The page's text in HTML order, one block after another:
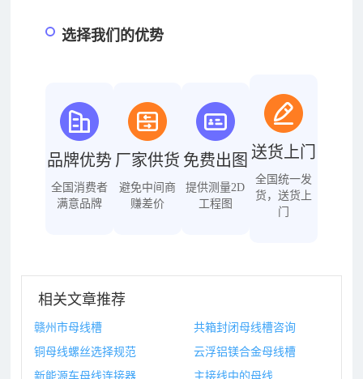
选择我们的优势
品牌优势
全国消费者
满意品牌
厂家供货
避免中间商
赚差价
免费出图
提供测量2D
工程图
送货上门
全国统一发
货，送货上
门
相关文章推荐
赣州市母线槽
共箱封闭母线槽咨询
铜母线螺丝选择规范
云浮铝镁合金母线槽
新能源车母线连接器
主接线中的母线